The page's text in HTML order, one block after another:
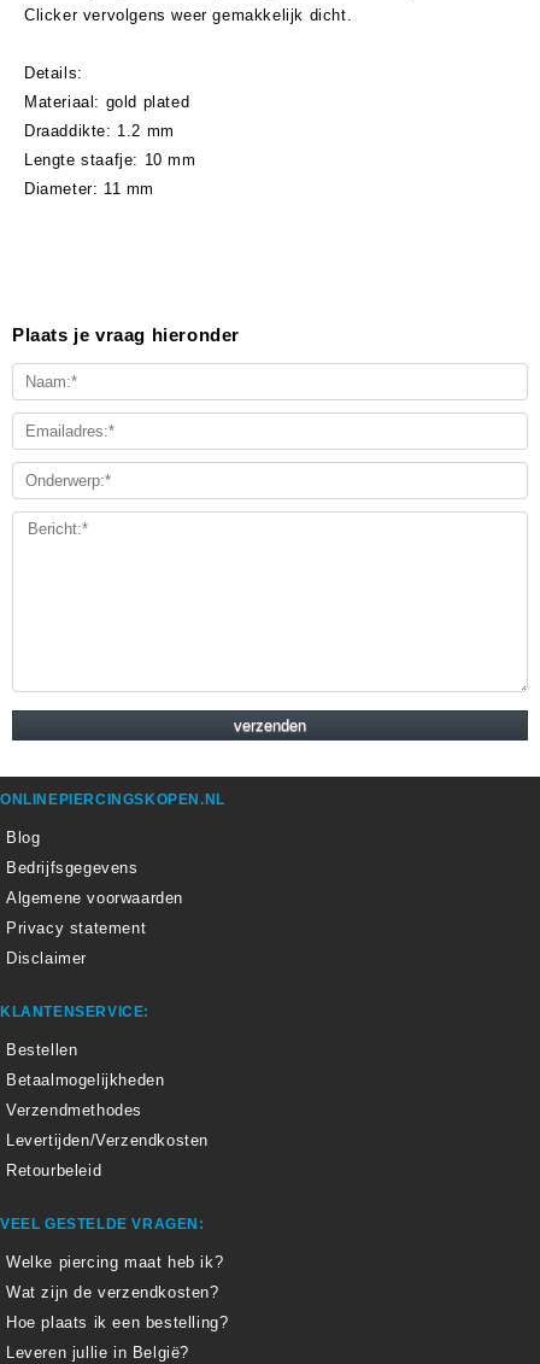
Clicker vervolgens weer gemakkelijk dicht.
Details:
Materiaal: gold plated
Draaddikte: 1.2 mm
Lengte staafje: 10 mm
Diameter: 11 mm
Plaats je vraag hieronder
ONLINEPIERCINGSKOPEN.NL
Blog
Bedrijfsgegevens
Algemene voorwaarden
Privacy statement
Disclaimer
KLANTENSERVICE:
Bestellen
Betaalmogelijkheden
Verzendmethodes
Levertijden/Verzendkosten
Retourbeleid
VEEL GESTELDE VRAGEN:
Welke piercing maat heb ik?
Wat zijn de verzendkosten?
Hoe plaats ik een bestelling?
Leveren jullie in België?